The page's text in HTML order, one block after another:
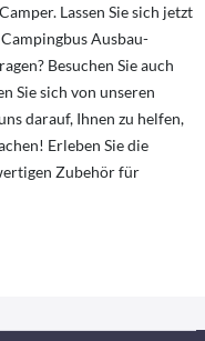
Lassen Sie sich jetzt
Ausbau-
Besuchen Sie auch
Sie sich von unseren
darauf, Ihnen zu helfen,
Erleben Sie die
Zubehör für